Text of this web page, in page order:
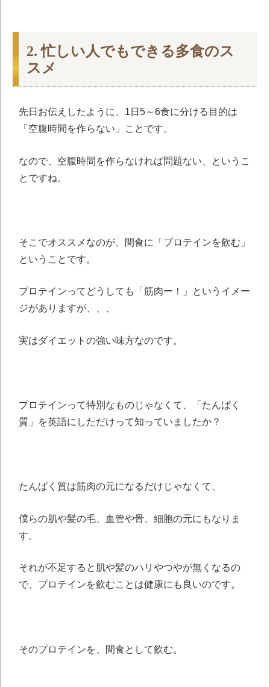
2. 忙しい人でもできる多食のス
スメ
先日お伝えしたように、1日5～6食に分ける目的は
「空腹時間を作らない」ことです。
なので、空腹時間を作らなければ問題ない、というこ
とですね。
そこでオススメなのが、間食に「プロテインを飲む」
ということです。
プロテインってどうしても「筋肉ー！」というイメー
ジがありますが、、、
実はダイエットの強い味方なのです。
プロテインって特別なものじゃなくて、「たんぱく
質」を英語にしただけって知っていましたか？
たんぱく質は筋肉の元になるだけじゃなくて、
僕らの肌や髪の毛、血管や骨、細胞の元にもなりま
す。
それが不足すると肌や髪のハリやつやが無くなるの
で、プロテインを飲むことは健康にも良いのです。
そのプロテインを、間食として飲む。